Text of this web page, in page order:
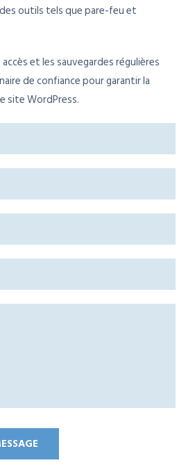
outils tels que pare-feu et
et les sauvegardes régulières
de confiance pour garantir la
site WordPress.